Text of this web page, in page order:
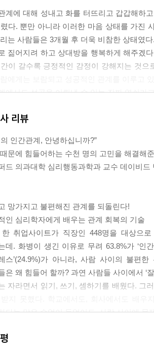
계에 대해 성내고 화를 터뜨리고 갑갑해하
다. 뿐만 아니라 이러한 마음 상태를 가진
는 사람들은 3개월 후 더욱 비참한 상태였
짊어지려 하고 상대방을 행복하게 해주겠
이 갈수록 긍정적인 감정이 강해지는 것
에서도 성공을 이뤄낼 수 있는 진짜 열쇠라
미치겠어. 당신, 퇴근길에 또 술마셨죠. 나
렸어!” 제드는 욱하고 화가 치밀어 쏘아붙
얼음덩이처럼 따사롭고 귀여우셔서 말야. 돌
자신이 뱉은 말과 행동이 어떤 충격을 주
화하는 순간, 상대방도 변하게 마련이다.
기법을 이야기해주면 나는 종종 이런 식
를 존중해주면 어디 덧나나요?”
정은 나도 잘 안다. 화가 났을 때 우리는 상
여겨진다. 달래기란 쩨쩨한 기술이 아니
훈련 프로그램에서 내가 가장 흔하게 듣는
리뷰
인간관계, 안녕하십니까?”
문에 힘들어하는 수천 명의 고민을 해결해준
드 의과대학 심리행동과학과 교수 데이비
망가지고 불편해진 관계를 되돌린다!
인 심리학자에게 배우는 관계 회복의 기술
취업사이트가 직장인 448명을 대상으로
데. 화병이 생긴 이유로 무려 63.8%가 ‘인
스’(24.9%)가 아니라, 사람 사이의 불편
은 왜 힘들어 할까? 과연 사람들 사이에서 ‘
자라면서 읽기, 쓰기, 셈하기를 배웠다. 그
다는 말은 수없이 들었어도, 사람 사이에
이끌어줄 멘토는 스탠퍼드대학교 의과